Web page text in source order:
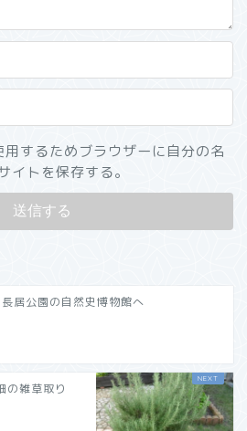
するためブラウザーに自分の名
イトを保存する。
長居公園の自然史博物館へ
の雑草取り